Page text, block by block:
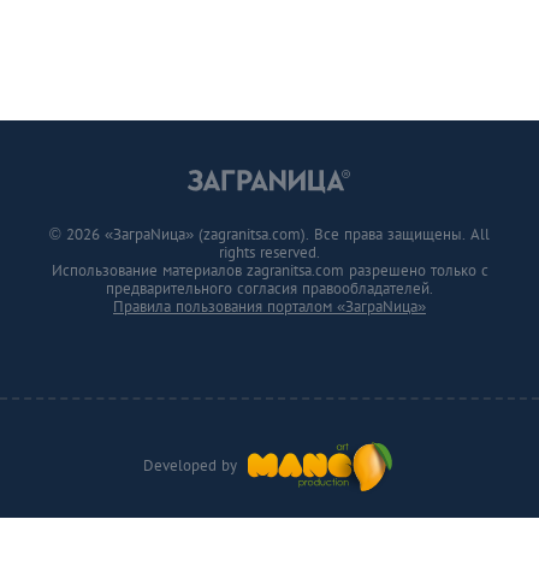
Developed by
© 2026 «ЗаграNица» (zagranitsa.com). Все права защищены. All
rights reserved.
Использование материалов zagranitsa.com разрешено только с
предварительного согласия правообладателей.
Правила пользования порталом «ЗаграNица»